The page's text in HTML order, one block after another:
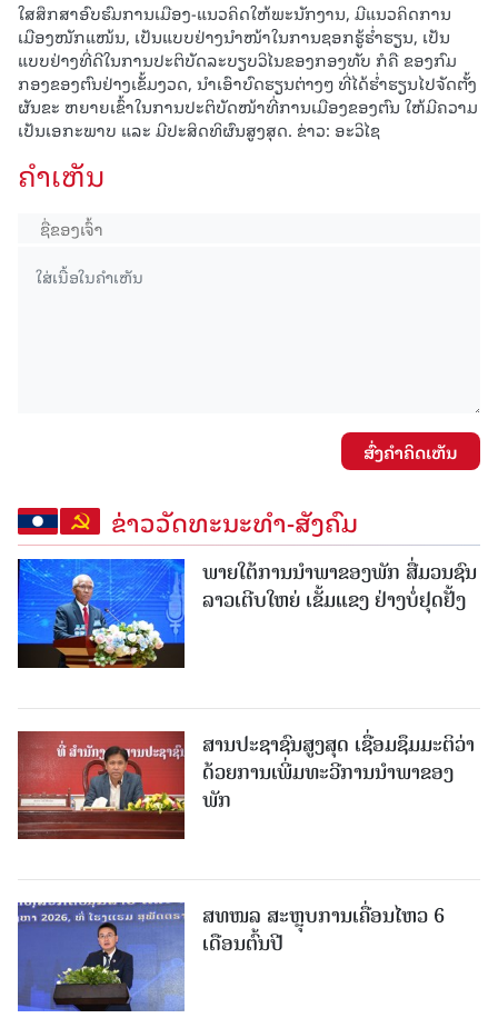
ໃສສຶກສາອົບຮົມການເມືອງ-ແນວຄິດໃຫ້ພະນັກງານ, ມີແນວຄິດການ
ເມືອງໜັກແໜ້ນ, ເປັນແບບຢ່າງນຳໜ້າໃນການຊອກຮູ້ຮ່ຳຮຽນ, ເປັນ
ແບບຢ່າງທີ່ດີໃນການປະຕິບັດລະບຽບວິໄນຂອງກອງທັບ ກໍຄື ຂອງກົມ
ກອງຂອງຕົນຢ່າງເຂັ້ມງວດ, ນໍາເອົາບົດຮຽນຕ່າງໆ ທີ່ໄດ້ຮໍ່າຮຽນໄປຈັດຕັ້ງ
ຜັນຂະ ຫຍາຍເຂົ້າໃນການປະຕິບັດໜ້າທີ່ການເມືອງຂອງຕົນ ໃຫ້ມີຄວາມ
ເປັນເອກະພາບ ແລະ ມີປະສິດທິຜົນສູງສຸດ. ຂ່າວ: ອະວິໄຊ
ຄໍາເຫັນ
ສົ່ງຄໍາຄິດເຫັນ
ຂ່າວວັດທະນະທຳ-ສັງຄົມ
ພາຍໃຕ້ການນໍາພາຂອງພັກ ສື່ມວນຊົນ
ລາວເຕີບໃຫຍ່ ເຂັ້ມແຂງ ຢ່າງບໍ່ຢຸດຢັ້ງ
ສານປະຊາຊົນສູງສຸດ ເຊື່ອມຊຶມມະຕິວ່າ
ດ້ວຍການເພີ່ມທະວີການນຳພາຂອງ
ພັກ
ສທໜລ ສະຫຼຸບການເຄື່ອນໄຫວ 6
ເດືອນຕົ້ນປີ